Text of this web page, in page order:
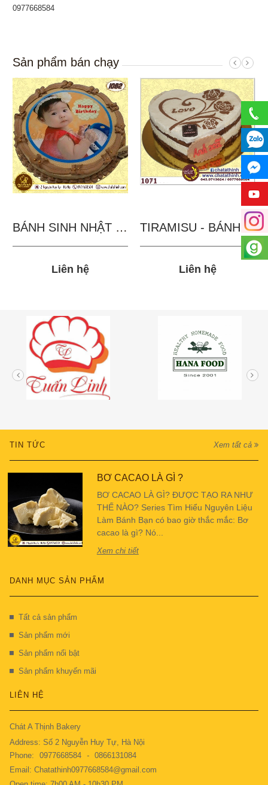
0977668584
Sản phẩm bán chạy
BÁNH SINH NHẬT IN...
Liên hệ
TIRAMISU - BÁNH TẶNG...
Liên hệ
TIN TỨC Xem tất cả
BƠ CACAO LÀ GÌ ?
BƠ CACAO LÀ GÌ? ĐƯỢC TẠO RA NHƯ
THẾ NÀO? Series Tìm Hiểu Nguyên Liệu
Làm Bánh Bạn có bao giờ thắc mắc: Bơ
cacao là gì? Nó...
Xem chi tiết
DANH MỤC SẢN PHẨM
Tất cả sản phẩm
Sản phẩm mới
Sản phẩm nổi bật
Sản phẩm khuyến mãi
LIÊN HỆ
Chát A Thịnh Bakery
Address: Số 2 Nguyễn Huy Tự, Hà Nội
Phone:
0977668584 -
0866131084
Email: Chatathinh0977668584@gmail.com